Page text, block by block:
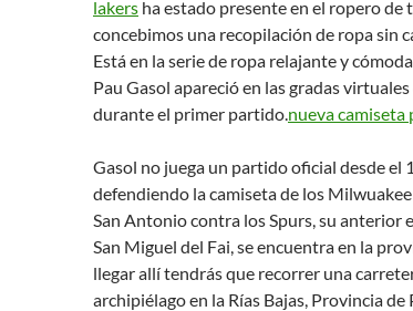
lakers ha estado presente en el ropero de
concebimos una recopilación de ropa sin
Está en la serie de ropa relajante y
Pau Gasol apareció en las gradas
durante el primer partido.nueva camiseta
Gasol no juega un partido oficial desde el
defendiendo la camiseta de los
San Antonio contra los Spurs, su anterior
San Miguel del Fai, se encuentra en la
llegar allí tendrás que recorrer una
archipiélago en la Rías Bajas, Provincia de